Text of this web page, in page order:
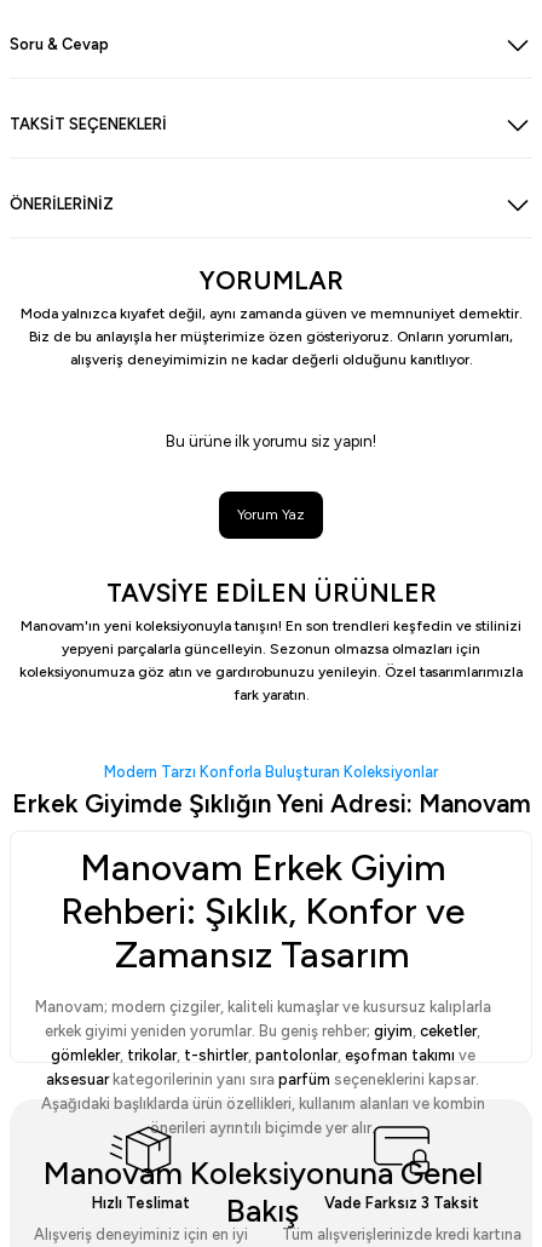
Soru & Cevap
TAKSİT SEÇENEKLERİ
ÖNERİLERİNİZ
YORUMLAR
Moda yalnızca kıyafet değil, aynı zamanda güven ve memnuniyet demektir.
Biz de bu anlayışla her müşterimize özen gösteriyoruz. Onların yorumları,
alışveriş deneyimimizin ne kadar değerli olduğunu kanıtlıyor.
Bu ürüne ilk yorumu siz yapın!
Yorum Yaz
TAVSİYE EDİLEN ÜRÜNLER
Manovam'ın yeni koleksiyonuyla tanışın! En son trendleri keşfedin ve stilinizi
yepyeni parçalarla güncelleyin. Sezonun olmazsa olmazları için
koleksiyonumuza göz atın ve gardırobunuzu yenileyin. Özel tasarımlarımızla
fark yaratın.
Hediye KutusuModern Tarzı Konforla Buluşturan Koleksiyonlar
Erkek Giyimde Şıklığın Yeni Adresi: Manovam
Manovam Erkek Giyim
Rehberi: Şıklık, Konfor ve
Zamansız Tasarım
Manovam; modern çizgiler, kaliteli kumaşlar ve kusursuz kalıplarla
erkek giyimi yeniden yorumlar. Bu geniş rehber; giyim, ceketler,
gömlekler, trikolar, t-shirtler, pantolonlar, eşofman takımı ve
aksesuarkategorilerinin yanı sıra parfüm seçeneklerini kapsar.
Aşağıdaki başlıklarda ürün özellikleri, kullanım alanları ve kombin
önerileri ayrıntılı biçimde yer alır.
Manovam Koleksiyonuna Genel
Bakış
Hızlı Teslimat
Alışveriş deneyiminiz için en iyi
Vade Farksız 3 Taksit
Tüm alışverişlerinizde kredi kartına